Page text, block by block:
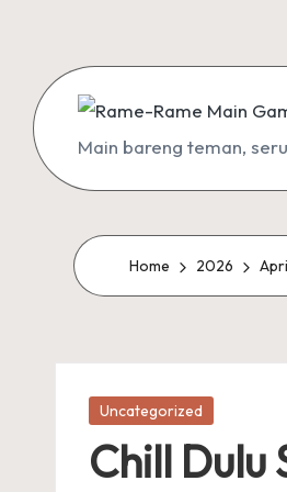
content
R
a
m
e
R
a
Main bareng teman,
Home 2026
Posted
Uncategorized
Chill Dulu